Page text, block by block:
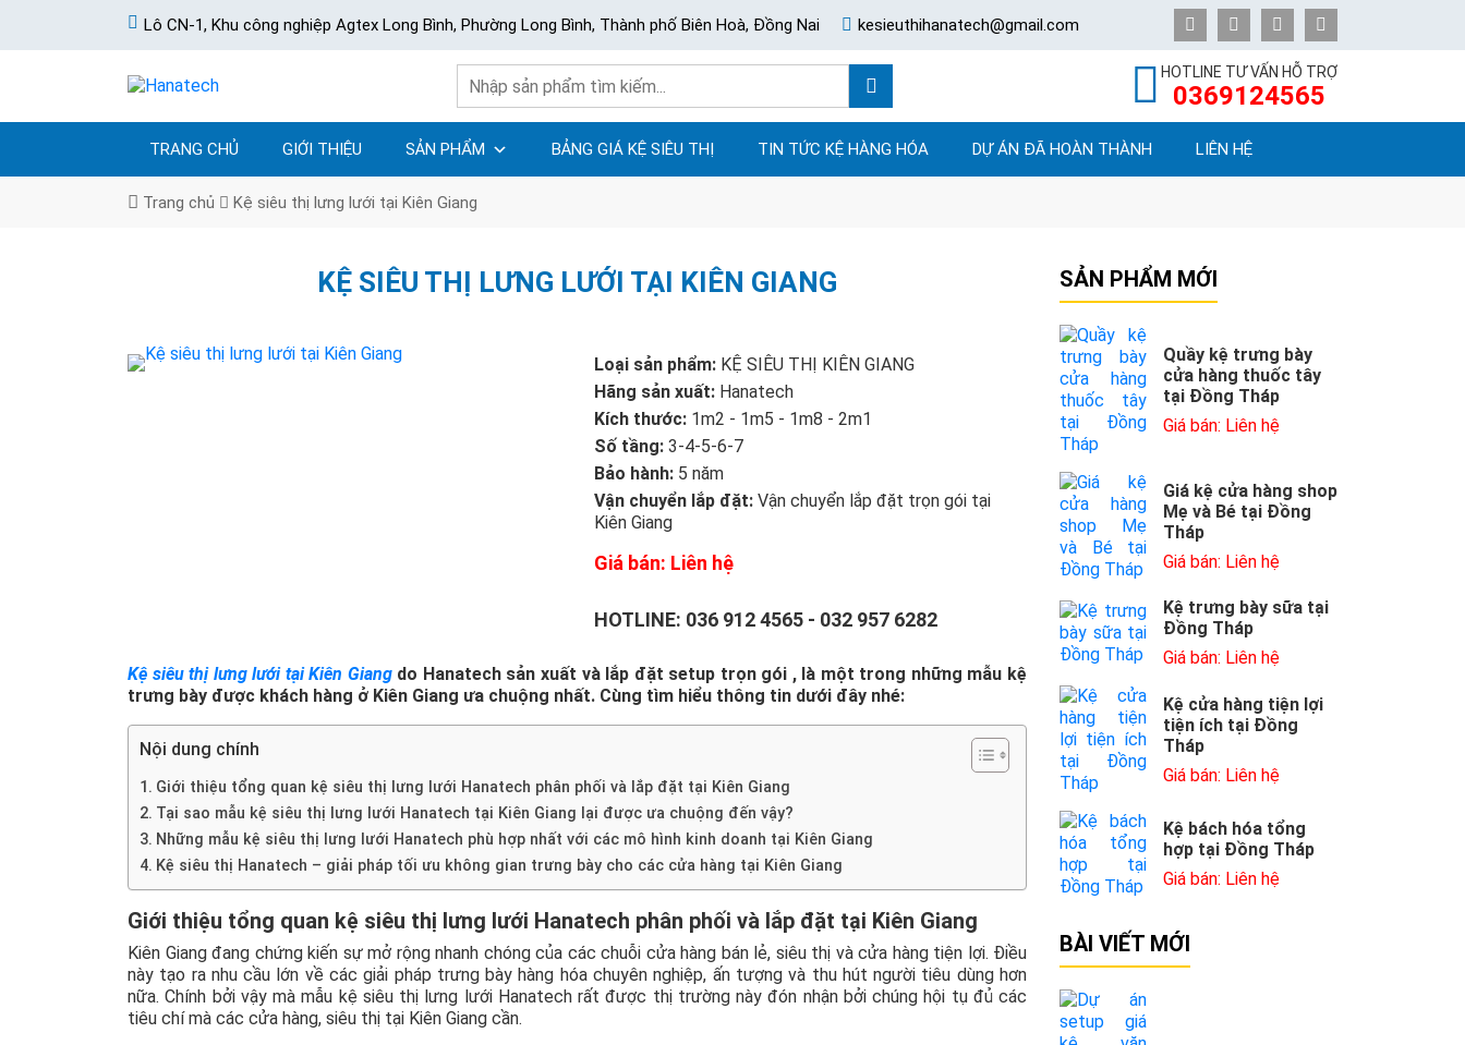
Lô CN-1, Khu công nghiệp Agtex Long Bình, Phường Long Bình, Thành phố Biên Hoà, Đồng Nai kesieuthihanatech@gmail.com
HOTLINE TƯ VẤN HỖ TRỢ
0369124565
TRANG CHỦ GIỚI THIỆU SẢN PHẨM BẢNG GIÁ KỆ SIÊU THỊ TIN TỨC KỆ HÀNG HÓA DỰ ÁN ĐÃ HOÀN THÀNH LIÊN HỆ
Trang chủ Kệ siêu thị lưng lưới tại Kiên Giang
KỆ SIÊU THỊ LƯNG LƯỚI TẠI KIÊN GIANG
Loại sản phẩm: KỆ SIÊU THỊ KIÊN GIANG
Hãng sản xuất:Hanatech
Kích thước:1m2 - 1m5 - 1m8 - 2m1
Số tầng:3-4-5-6-7
Bảo hành:5 năm
Vận chuyển lắp đặt:Vận chuyển lắp đặt trọn gói tại
Kiên Giang
Giá bán: Liên hệ
HOTLINE: 036 912 4565- 032 957 6282
Kệ siêu thị lưng lưới tại Kiên Giangdo Hanatech sản xuất và lắp đặt setup trọn gói , là một trong những mẫu kệ
trưng bày được khách hàng ở Kiên Giang ưa chuộng nhất. Cùng tìm hiểu thông tin dưới đây nhé:
Nội dung chính
Giới thiệu tổng quan kệ siêu thị lưng lưới Hanatech phân phối và lắp đặt tại Kiên Giang
Tại sao mẫu kệ siêu thị lưng lưới Hanatech tại Kiên Giang lại được ưa chuộng đến vậy?
Những mẫu kệ siêu thị lưng lưới Hanatech phù hợp nhất với các mô hình kinh doanh tại Kiên Giang
Kệ siêu thị Hanatech – giải pháp tối ưu không gian trưng bày cho các cửa hàng tại Kiên Giang
Giới thiệu tổng quan kệ siêu thị lưng lưới Hanatech phân phối và lắp đặt tại Kiên Giang
Kiên Giang đang chứng kiến sự mở rộng nhanh chóng của các chuỗi cửa hàng bán lẻ, siêu thị và cửa hàng tiện lợi. Điều
này tạo ra nhu cầu lớn về các giải pháp trưng bày hàng hóa chuyên nghiệp, ấn tượng và thu hút người tiêu dùng hơn
nữa. Chính bởi vậy mà mẫu kệ siêu thị lưng lưới Hanatech rất được thị trường này đón nhận bởi chúng hội tụ đủ các
tiêu chí mà các cửa hàng, siêu thị tại Kiên Giang cần.
SẢN PHẨM MỚI
Quầy kệ trưng bày
cửa hàng thuốc tây
tại Đồng Tháp
Giá bán: Liên hệ
Giá kệ cửa hàng shop
Mẹ và Bé tại Đồng
Tháp
Giá bán: Liên hệ
Kệ trưng bày sữa tại
Đồng Tháp
Giá bán: Liên hệ
Kệ cửa hàng tiện lợi
tiện ích tại Đồng
Tháp
Giá bán: Liên hệ
Kệ bách hóa tổng
hợp tại Đồng Tháp
Giá bán: Liên hệ
BÀI VIẾT MỚI